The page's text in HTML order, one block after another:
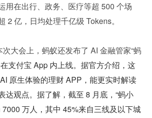
用在出行、政务、医疗等超 500 个场
2 亿，日均处理千亿级 Tokens。
次大会上，蚂蚁还发布了 AI 金融管家“蚂
支付宝 App 内上线。据官方介绍，这
原生体验的理财 APP，能更实时解读
达观点。据了解，截至 8 月底，“蚂小
7000 万人，其中 45%来自三线及以下城